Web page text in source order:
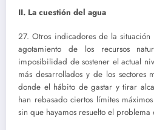
II. La cuestión del agua
27. Otros indicadores de la
agotamiento de los recursos
imposibilidad de sostener el actual
más desarrollados y de los sectores
donde el hábito de gastar y tirar
han rebasado ciertos límites
sin que hayamos resuelto el